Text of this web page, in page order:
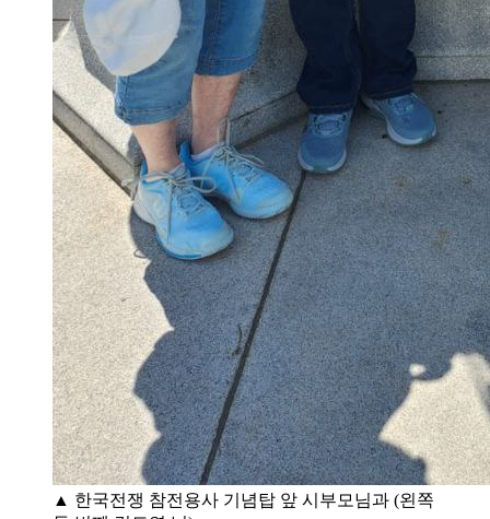
▲ 한국전쟁 참전용사 기념탑 앞 시부모님과 (왼쪽